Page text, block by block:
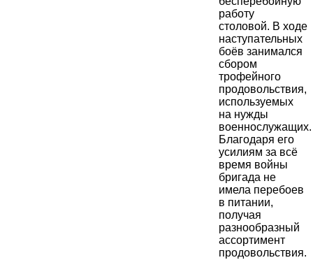
работу
столовой. В ходе
наступательных
боёв занимался
сбором
трофейного
продовольствия,
используемых
на нужды
военнослужащих.
Благодаря его
усилиям за всё
время войны
бригада не
имела перебоев
в питании,
получая
разнообразный
ассортимент
продовольствия.